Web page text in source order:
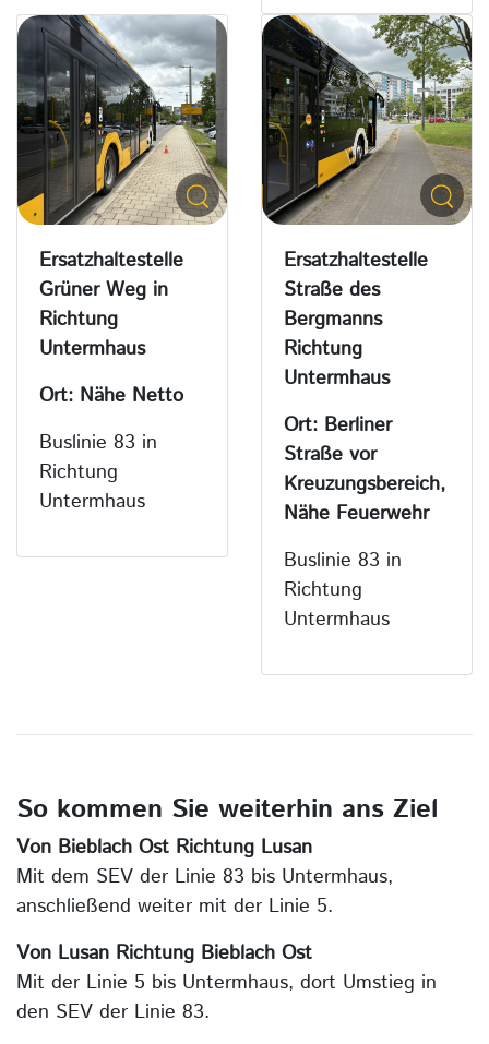
Ersatzhaltestelle
Grüner Weg in
Richtung
Untermhaus
Ort: Nähe Netto
Buslinie 83 in
Richtung
Untermhaus
Ersatzhaltestelle
Straße des
Bergmanns
Richtung
Untermhaus
Ort: Berliner
Straße vor
Kreuzungsbereich,
Nähe Feuerwehr
Buslinie 83 in
Richtung
Untermhaus
So kommen Sie weiterhin ans Ziel
Von Bieblach Ost Richtung Lusan
Mit dem SEV der Linie 83 bis Untermhaus,
anschließend weiter mit der Linie 5.
Von Lusan Richtung Bieblach Ost
Mit der Linie 5 bis Untermhaus, dort Umstieg in
den SEV der Linie 83.